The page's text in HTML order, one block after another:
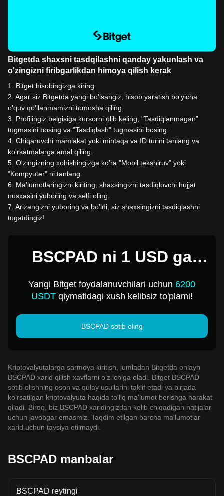
Bitgetda shaxsni tasdqilashni qanday yakunlash va
o'zingizni firibgarlikdan himoya qilish kerak
1
Bitget hisobingizga kiring.
2 Agar siz Bitgetda yangi bo'lsangiz, hisob yaratish bo'yicha
o'quv qo'llanmamizni tomosha qiling.
3
Profilingiz belgisiga kursorni olib keling, "Tasdiqlanmagan"
tugmasini bosing va "Tasdiqlash" tugmasini bosing.
4 Chiqaruvchi mamlakat yoki mintaqa va ID turini tanlang va
ko'rsatmalarga amal qiling.
5 O'zingizning xohishingizga ko'ra "Mobil tekshiruv" yoki
"Kompyuter" ni tanlang.
6
Ma'lumotlaringizni kiriting, shaxsingizni tasdiqlovchi hujjat
nusxasini yuboring va selfi oling.
7 Arizangizni yuboring va bo'ldi, siz shaxsingizni tasdiqlashni
tugatdingiz!
BSCPAD ni 1 USD ga
Yangi Bitget foydalanuvchilari uchun 6200
USDTqiymatidagi xush kelibsiz to'plami!
BSCPAD sotib oling
Kriptovalyutalarga sarmoya kiritish, jumladan Bitgetda onlayn
BSCPAD xarid qilish xavflarni o‘z ichiga oladi. Bitget BSCPAD
sotib olishning oson va qulay usullarini taklif etadi va birjada
ko'rsatilgan kriptovalyuta haqida to'liq ma'lumot berishga harakat
qiladi. Biroq, biz BSCPAD xaridingizdan kelib chiqadigan natijalar
uchun javobgar emasmiz. Taqdim etilgan barcha ma'lumotlar
xarid uchun tavsiya etilmaydi.
BSCPAD manbalar
BSCPAD reytingi